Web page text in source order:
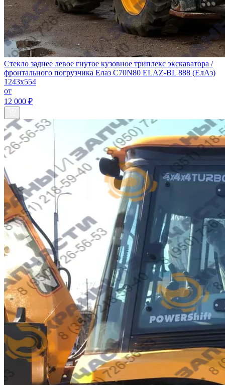
Стекло заднее левое гнутое кузовное триплекс экскаватора /
фронтального погрузчика Елаз С70N80 ELAZ-BL 888 (ЕлАз)
1243х554
от
12 000 ₽